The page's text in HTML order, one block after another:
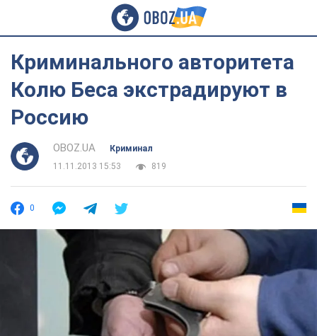
Криминального авторитета
Колю Беса экстрадируют в
Россию
OBOZ.UA
Криминал
11.11.2013 15:53
819
0